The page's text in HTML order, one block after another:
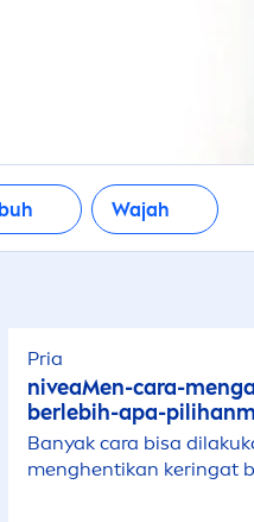
Wajah
Pria
niveaMen-cara-men
berlebih-apa-
Banyak cara bisa
menghentikan keringat